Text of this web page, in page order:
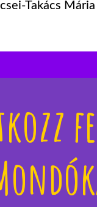
Takács Mária